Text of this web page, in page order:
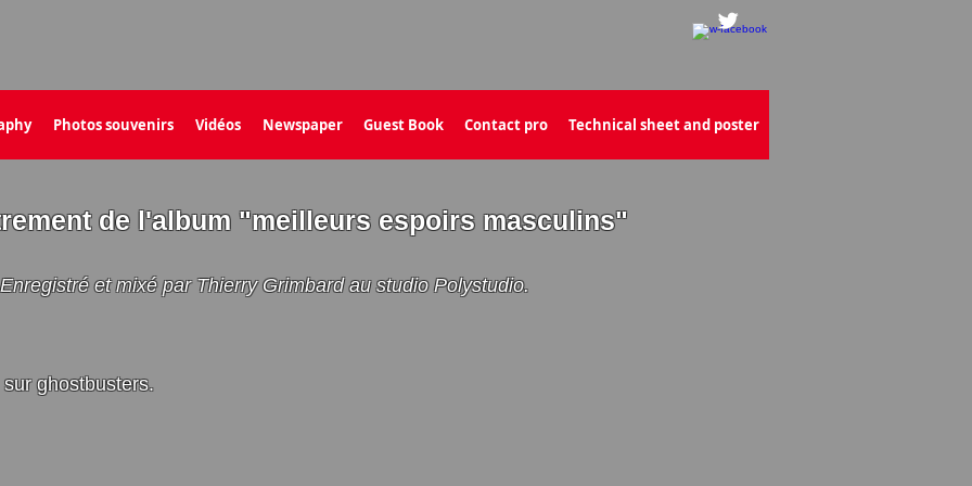
Photos souvenirs Vidéos Newspaper Guest Book Contact pro Technical sheet and poster
de l'album "meilleurs espoirs masculins"
Enregistré et mixé par Thierry Grimbard au studio Polystudio.
ghostbusters.